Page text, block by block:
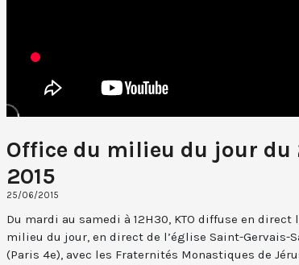
Office du milieu du jour du
2015
25/06/2015
Du mardi au samedi à 12H30, KTO diffuse en direct
milieu du jour, en direct de l’église Saint-Gervais-
(Paris 4e), avec les Fraternités Monastiques de